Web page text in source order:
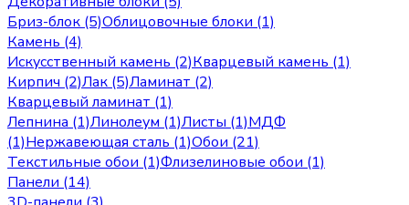
Бриз-блок (5)Облицовочные блоки (1)
Камень (4)
Искусственный камень (2)Кварцевый камень (1)
Кирпич (2)Лак (5)Ламинат (2)
Кварцевый ламинат (1)
Лепнина (1)Линолеум (1)Листы (1)МДФ
(1)Нержавеющая сталь (1)Обои (21)
Текстильные обои (1)Флизелиновые обои (1)
Панели (14)